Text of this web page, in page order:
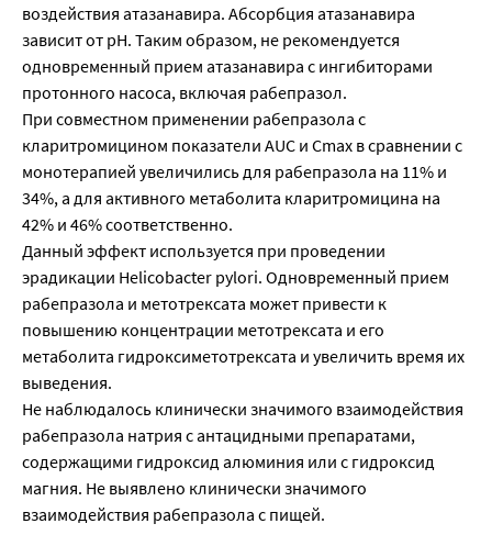
воздействия атазанавира. Абсорбция атазанавира
зависит от pH. Таким образом, не рекомендуется
одновременный прием атазанавира с ингибиторами
протонного насоса, включая рабепразол.
При совместном применении рабепразола с
кларитромицином показатели AUC и Сmах в сравнении с
монотерапией увеличились для рабепразола на 11% и
34%, а для активного метаболита кларитромицина на
42% и 46% соответственно.
Данный эффект используется при проведении
эрадикации Helicobacter pylori. Одновременный прием
рабепразола и метотрексата может привести к
повышению концентрации метотрексата и его
метаболита гидроксиметотрексата и увеличить время их
выведения.
Не наблюдалось клинически значимого взаимодействия
рабепразола натрия с антацидными препаратами,
содержащими гидроксид алюминия или с гидроксид
магния. Не выявлено клинически значимого
взаимодействия рабепразола с пищей.